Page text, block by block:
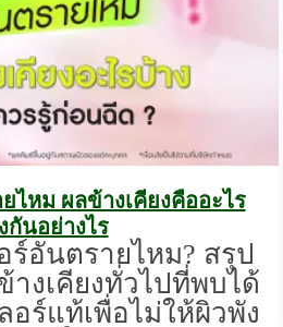
ไหม ผลข้างเคียงคืออะไร
กันอย่างไร
อันตรายไหม? สรุป
งเคียงทั่วไปที่พบได้
อร์แท้เพื่อไม่ให้ผิวพัง